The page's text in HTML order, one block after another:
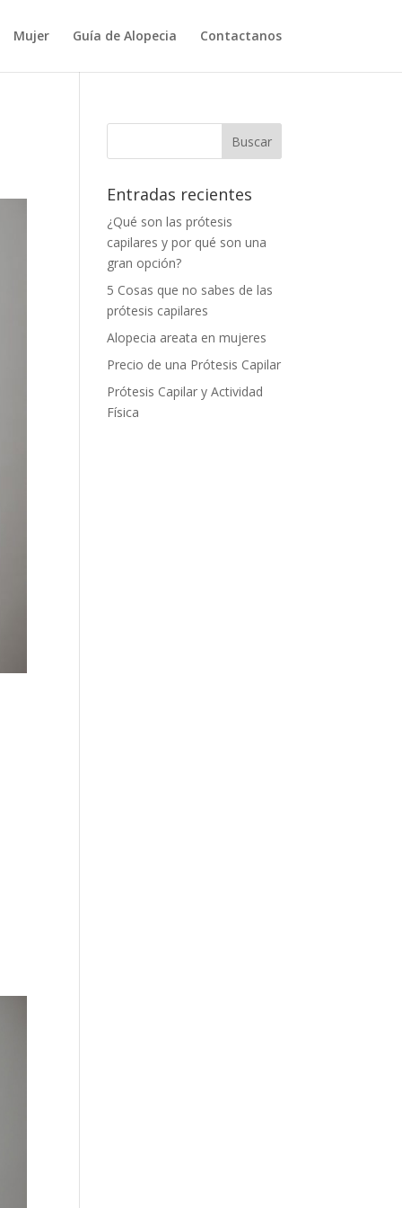
Mujer Guía de Alopecia Contactanos
Entradas recientes
¿Qué son las prótesis
capilares y por qué son una
gran opción?
5 Cosas que no sabes de las
prótesis capilares
Alopecia areata en mujeres
Precio de una Prótesis Capilar
Prótesis Capilar y Actividad
Física